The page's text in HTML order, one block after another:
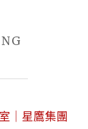
WEBSITE
A
5
24
｜星鷹集團